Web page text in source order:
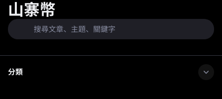
山寨幣
分類